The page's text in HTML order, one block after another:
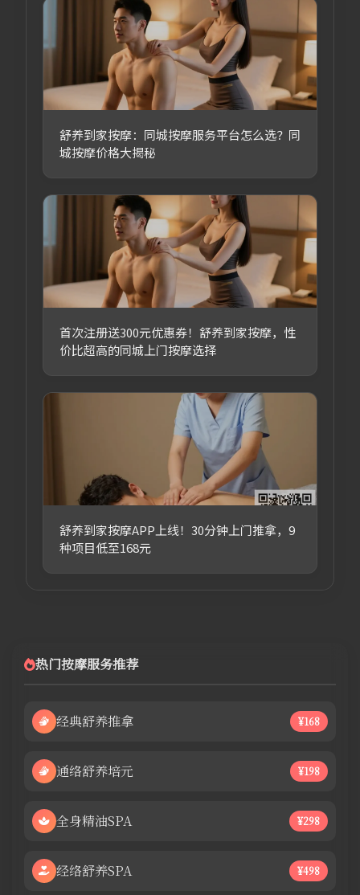
舒养到家按摩：同城按摩服务平台怎么选？同
城按摩价格大揭秘
首次注册送300元优惠券！舒养到家按摩，性
价比超高的同城上门按摩选择
舒养到家按摩APP上线！30分钟上门推拿，9
种项目低至168元
热门按摩服务推荐
经典舒养推拿 ¥168
通络舒养培元 ¥198
全身精油SPA ¥298
经络舒养SPA ¥498